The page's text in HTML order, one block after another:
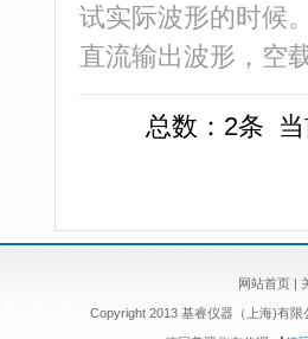
试实际波形的时候
直流输出波形，空
总数：2条
网站首页|
Copyright 2013 基睿仪器（上海)有